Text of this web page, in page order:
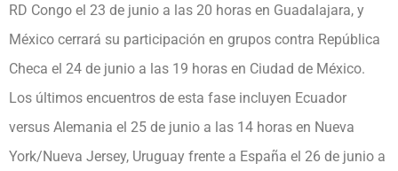
RD Congo el 23 de junio a las 20 horas en Guadalajara, y
México cerrará su participación en grupos contra República
Checa el 24 de junio a las 19 horas en Ciudad de México.
Los últimos encuentros de esta fase incluyen Ecuador
versus Alemania el 25 de junio a las 14 horas en Nueva
York/Nueva Jersey, Uruguay frente a España el 26 de junio a